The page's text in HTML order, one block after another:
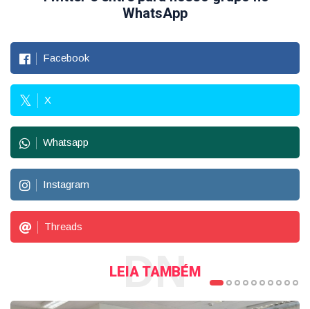
WhatsApp
Facebook
X
Whatsapp
Instagram
Threads
LEIA TAMBÉM
DN